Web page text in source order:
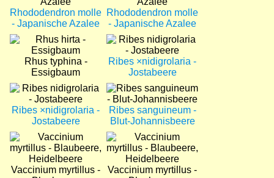
Rhododendron molle
- Japanische Azalee
Rhododendron molle
- Japanische Azalee
Bild
Rhus typhina -
Essigbaum
Bild
Ribes ×nidigrolaria -
Jostabeere
Bild
Ribes ×nidigrolaria -
Jostabeere
Bild
Ribes sanguineum -
Blut-Johannisbeere
Bild
Vaccinium myrtillus -
Bild
Vaccinium myrtillus -